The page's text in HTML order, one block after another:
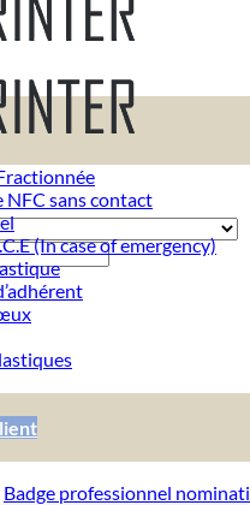
NFC sans contact
(In case of emergency)
Badge professionnel